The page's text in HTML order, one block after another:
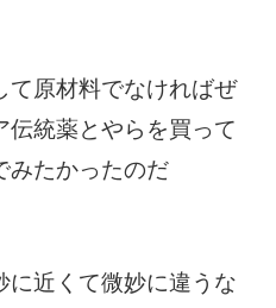
て原材料でなければぜ
伝統薬とやらを買って
みたかったのだ
に近くて微妙に違うな